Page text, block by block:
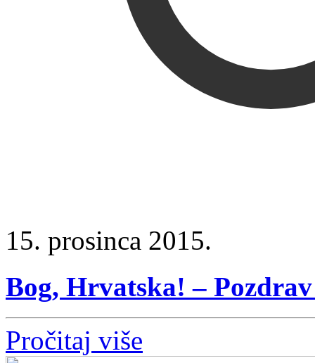
15. prosinca 2015.
Bog, Hrvatska! –
Pročitaj više